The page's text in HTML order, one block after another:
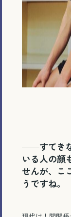
──すてき
いる人の顔
せんが、こ
うですね。